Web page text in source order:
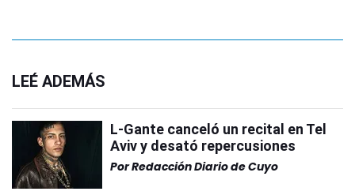
LEÉ ADEMÁS
L-Gante canceló un recital en Tel
Aviv y desató repercusiones
PorRedacción Diario de Cuyo